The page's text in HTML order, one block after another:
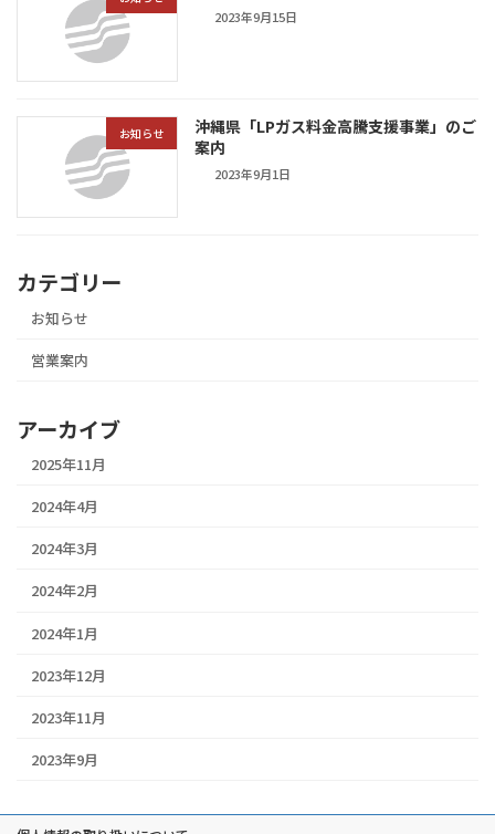
2023年9月15日
お知らせ
沖縄県「LPガス料金高騰支援事業」のご
案内
2023年9月1日
カテゴリー
お知らせ
営業案内
アーカイブ
2025年11月
2024年4月
2024年3月
2024年2月
2024年1月
2023年12月
2023年11月
2023年9月